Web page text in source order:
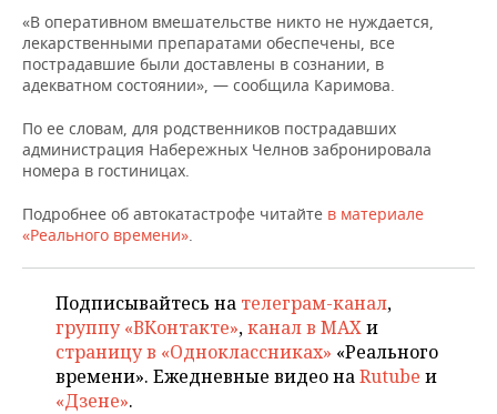
ОПК
ЭНЕРГЕТИКА
ТРАНСПОРТ
УСЛУГИ
IT
МЕДИА
ТЕЛЕКОММУНИКАЦИИ
НОВОСТИ МЕРОПРИЯТИЙ
ВЫЕЗДНАЯ РЕДАКЦИЯ
БИЗНЕС-БРАНЧИ
ONLINE-КОНФЕРЕНЦИИ
ОТКРЫТАЯ ЛЕКЦИЯ
СПОРТ
НОВОСТИ СПОРТА
ФУТБОЛ
ХОККЕЙ
БАСКЕТБОЛ
КИБЕРСПОРТ
ФИГУРНОЕ КАТАНИЕ
ОБЩЕСТВО
НОВОСТИ ОБЩЕСТВА
ВЛАСТЬ
ИНФРАСТРУКТУРА
КУЛЬТУРА
МЕДИЦИНА
ФОТОГАЛЕРЕЯ
СЮЖЕТЫ
СПРАВОЧНИК
СПИСОК КОМПАНИЙ
«В оперативном вмешательстве никто не нуждается,
лекарственными препаратами обеспечены, все
пострадавшие были доставлены в сознании, в
адекватном состоянии», — сообщила Каримова.
По ее словам, для родственников пострадавших
администрация Набережных Челнов забронировала
номера в гостиницах.
Подробнее об автокатастрофе читайте в материале
«Реального времени».
Подписывайтесь на телеграм-канал,
группу «ВКонтакте»,канал в MAXи
страницу в «Одноклассниках» «Реального
времени». Ежедневные видео наRutube и
«Дзене».